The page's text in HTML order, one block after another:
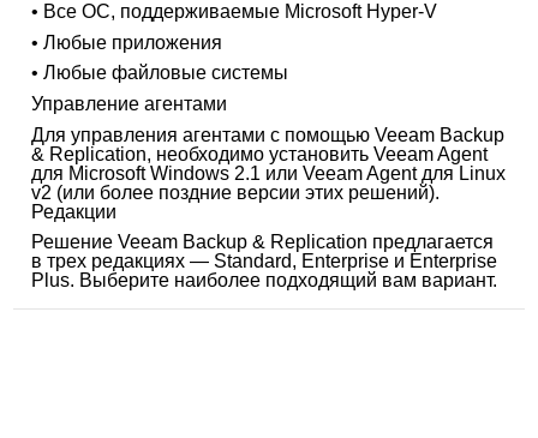
• Все ОС, поддерживаемые Microsoft Hyper-V
• Любые приложения
• Любые файловые системы
Управление агентами
Для управления агентами с помощью Veeam Backup
& Replication, необходимо установить Veeam Agent
для Microsoft Windows 2.1 или Veeam Agent для Linux
v2 (или более поздние версии этих решений).
Редакции
Решение Veeam Backup & Replication предлагается
в трех редакциях — Standard, Enterprise и Enterprise
Plus. Выберите наиболее подходящий вам вариант.